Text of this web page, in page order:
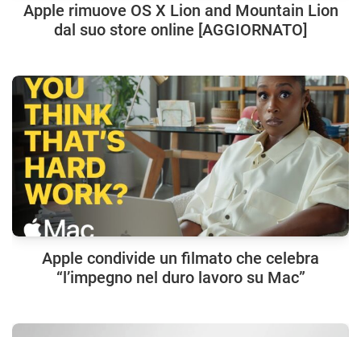
Apple rimuove OS X Lion and Mountain Lion
dal suo store online [AGGIORNATO]
Apple condivide un filmato che celebra
“l’impegno nel duro lavoro su Mac”